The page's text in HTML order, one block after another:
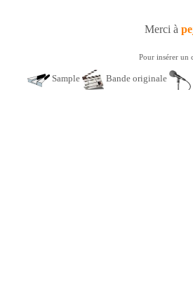
Merci à
Pour insérer un
Sample Bande originale